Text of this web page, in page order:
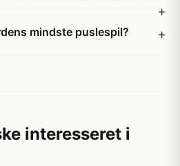
mindste puslespil?
interesseret i